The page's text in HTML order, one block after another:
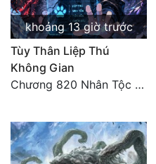
khoảng 13 giờ trước
Tùy Thân Liệp Thú
Không Gian
Chương 820 Nhân Tộc có thiên kiêu